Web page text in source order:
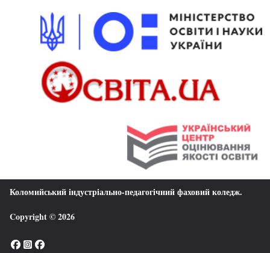
Коломийський індустріально-педагогічний фаховий коледж.
Copyright © 2026